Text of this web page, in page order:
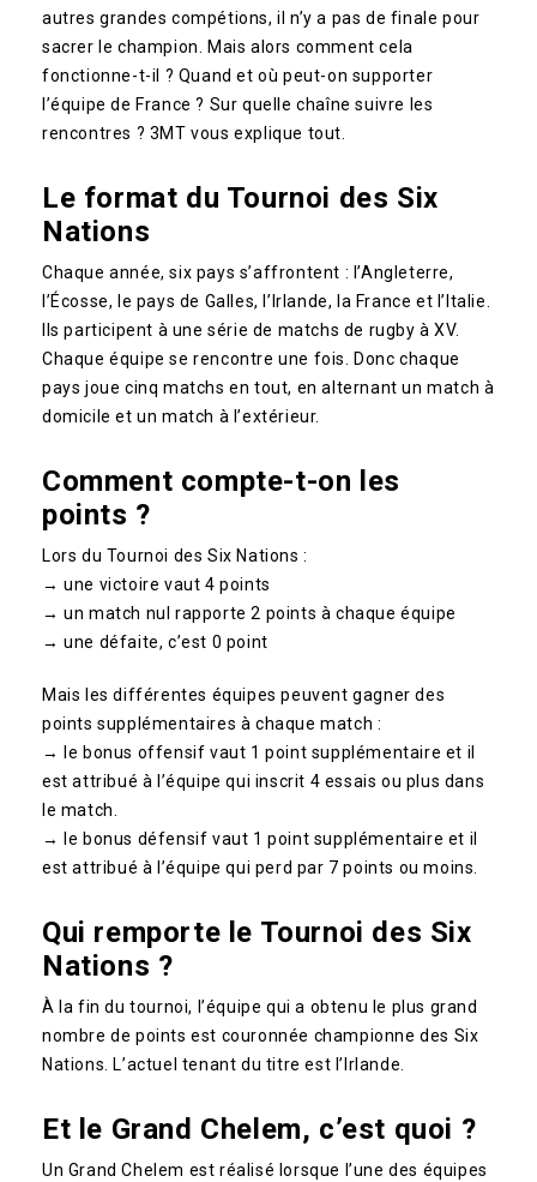
autres grandes compétions, il n’y a pas de finale pour
sacrer le champion. Mais alors comment cela
fonctionne-t-il ? Quand et où peut-on supporter
l’équipe de France ? Sur quelle chaîne suivre les
rencontres ? 3MT vous explique tout.
Le format du Tournoi des Six
Nations
Chaque année, six pays s’affrontent : l’Angleterre,
l’Écosse, le pays de Galles, l’Irlande, la France et l’Italie.
Ils participent à une série de matchs de rugby à XV.
Chaque équipe se rencontre une fois. Donc chaque
pays joue cinq matchs en tout, en alternant un match à
domicile et un match à l’extérieur.
Comment compte-t-on les
points ?
Lors du Tournoi des Six Nations :
→ une victoire vaut 4 points
→ un match nul rapporte 2 points à chaque équipe
→ une défaite, c’est 0 point
Mais les différentes équipes peuvent gagner des
points supplémentaires à chaque match :
→ le bonus offensif vaut 1 point supplémentaire et il
est attribué à l’équipe qui inscrit 4 essais ou plus dans
le match.
→ le bonus défensif vaut 1 point supplémentaire et il
est attribué à l’équipe qui perd par 7 points ou moins.
Qui remporte le Tournoi des Six
Nations ?
À la fin du tournoi, l’équipe qui a obtenu le plus grand
nombre de points est couronnée championne des Six
Nations. L’actuel tenant du titre est l’Irlande.
Et le Grand Chelem, c’est quoi ?
Un Grand Chelem est réalisé lorsque l’une des équipes